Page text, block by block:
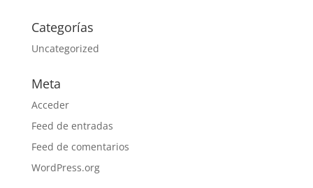
Categorías
Uncategorized
Meta
Acceder
Feed de entradas
Feed de comentarios
WordPress.org